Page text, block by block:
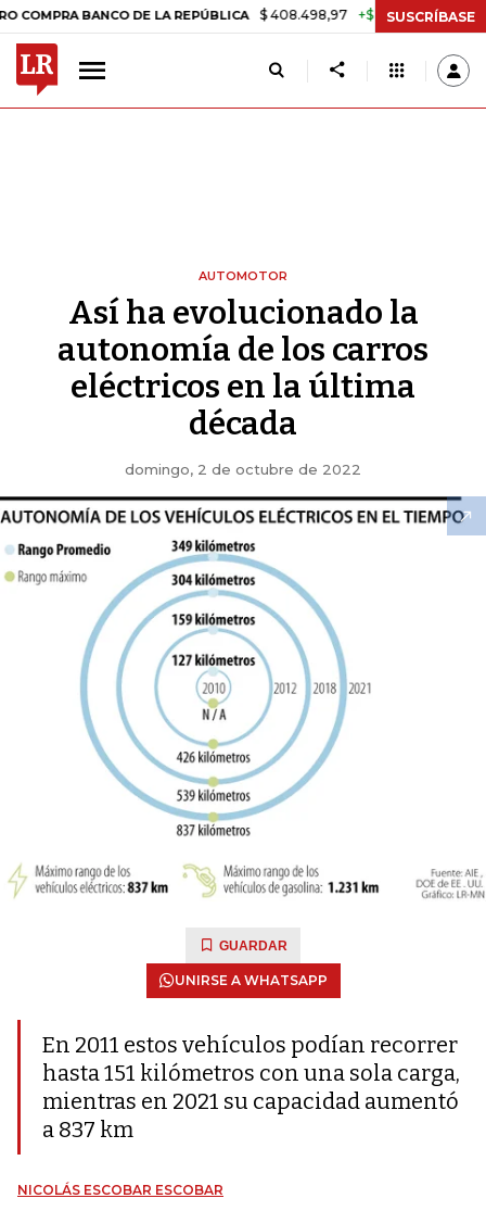
BANCO DE LA REPÚBLICA $ 408.498,97 +$ 8.753,81 +2,19%
SUSCRÍBASE
AUTOMOTOR
Así ha evolucionado la
autonomía de los carros
eléctricos en la última
década
domingo, 2 de octubre de 2022
GUARDAR
UNIRSE A WHATSAPP
En 2011 estos vehículos podían recorrer
hasta 151 kilómetros con una sola carga,
mientras en 2021 su capacidad aumentó
a 837 km
NICOLÁS ESCOBAR ESCOBAR